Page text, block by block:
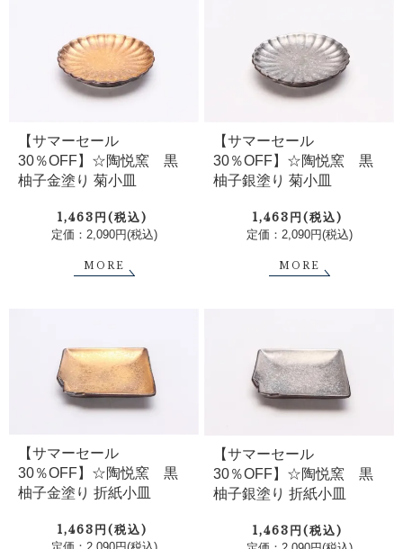
【サマーセール
30％OFF】☆陶悦窯 黒
柚子金塗り 菊小皿
1,463円(税込)
定価：2,090円(税込)
MORE
【サマーセール
30％OFF】☆陶悦窯 黒
柚子銀塗り 菊小皿
1,463円(税込)
定価：2,090円(税込)
MORE
【サマーセール
30％OFF】☆陶悦窯 黒
柚子金塗り 折紙小皿
1,463円(税込)
【サマーセール
30％OFF】☆陶悦窯 黒
柚子銀塗り 折紙小皿
1,463円(税込)